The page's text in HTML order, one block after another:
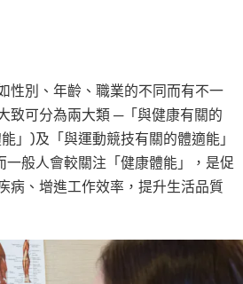
性別、年齡、職業的不同而有不一
致可分為兩大類 ─「與健康有關的
」)及「與運動競技有關的體適能」
般人會較關注「健康體能」，是促
病、增進工作效率，提升生活品質